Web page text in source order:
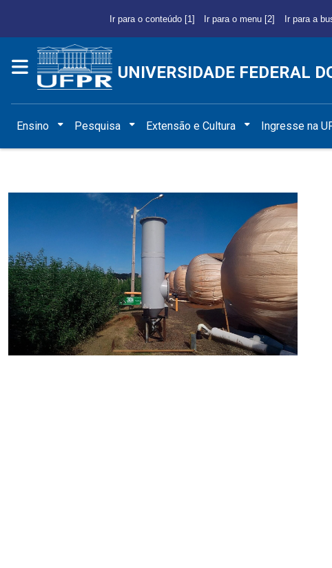
Ir para o conteúdo [1] Ir para o menu [2] Ir para a
UNIVERSIDADE FEDERAL
Ensino Pesquisa Extensão e Cultura Ingresse na